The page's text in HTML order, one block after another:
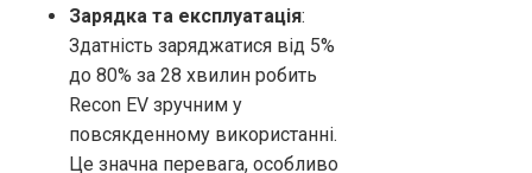
Зарядка та експлуатація:
Здатність заряджатися від 5%
до 80% за 28 хвилин робить
Recon EV зручним у
повсякденному використанні.
Це значна перевага, особливо